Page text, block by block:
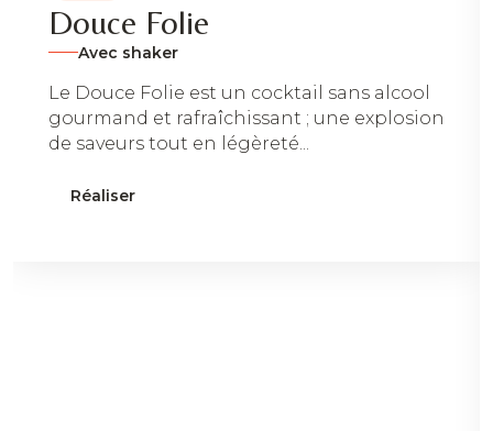
Douce Folie
Avec shaker
Le Douce Folie est un cocktail sans alcool
gourmand et rafraîchissant ; une explosion
de saveurs tout en légèreté...
Réaliser